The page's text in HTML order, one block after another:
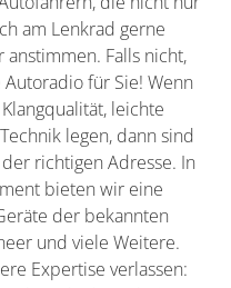
am Lenkrad gerne
Falls nicht,
für Sie! Wenn
leichte
legen, dann sind
richtigen Adresse. In
bieten wir eine
der bekannten
und viele Weitere.
Expertise verlassen: